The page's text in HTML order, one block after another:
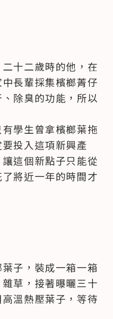
十二歲時的他，在
長輩採集檳榔菁仔
除臭的功能，所以
學生曾拿檳榔葉拖
投入這項新興產
這個新點子只能從
將近一年的時間才
子，裝成一箱一箱
草，接著曝曬三十
溫熱壓葉子，等待